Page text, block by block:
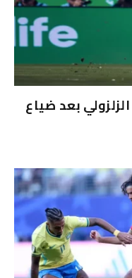
بعد ضياع